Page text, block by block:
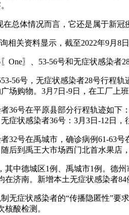
在总体情况而言，它还是属于新冠
相关资料显示，截至2022年9月
One〗、53-56号和无症状感染者
56号，无症状感染者28号行程
场购物。3月7日-9日，在工厂上
36号在平原县部分行程轨迹如下
症状感染者36号：3月3日-12日
32号在禹城市，确诊病例61-63
后到禹王大市场西门北首水果店
中德城区1例、禹城市1例。德
济南。新增本土无症状感染者
无症状感染者的“传播隐匿性”
核酸检测。